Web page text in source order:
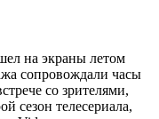
на экраны летом
сопровождали часы
со зрителями,
сезон телесериала,